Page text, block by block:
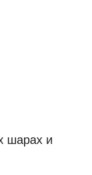
шарах и